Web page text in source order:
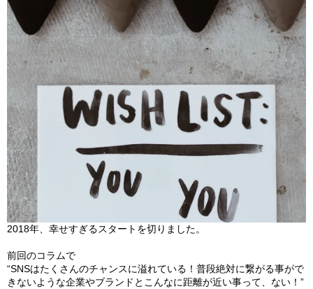
2018年、幸せすぎるスタートを切りました。
前回のコラムで
“SNSはたくさんのチャンスに溢れている！ 普段絶対に繋がる事がで
きないような企業やブランドとこんなに距離が近い事って、ない！”